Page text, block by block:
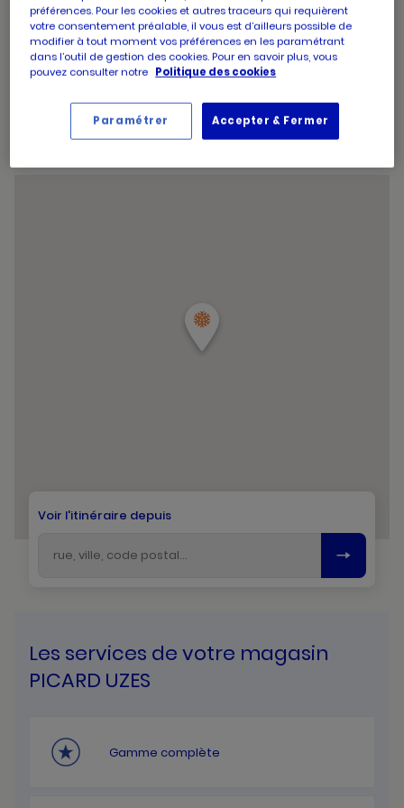
d'aujourd'hui
d'ouverture
d'aujourd'hui
Horaires
d'ouverture
d'aujourd'hui
Mercredi 09:00-19:45
Horaires
d'ouverture
d'aujourd'hui
Jeudi 09:00-19:45
Horaires
d'ouverture
Vendredi 09:00-19:45
Horaires
d'aujourd'hui
Samedi
Horaires
d'ouverture
Dimanche 09:00-12:45
Horaires
les
Voir l'itinéraire depuis
Les services de votre magasin
PICARD UZES
Gamme complète
préférences. Pour les cookies et autres traceurs qui requièrent
votre consentement préalable, il vous est d’ailleurs possible de
modifier à tout moment vos préférences en les paramétrant
dans l’outil de gestion des cookies. Pour en savoir plus, vous
pouvez consulter notre Politique des cookies
Accepter & Fermer
Paramétrer